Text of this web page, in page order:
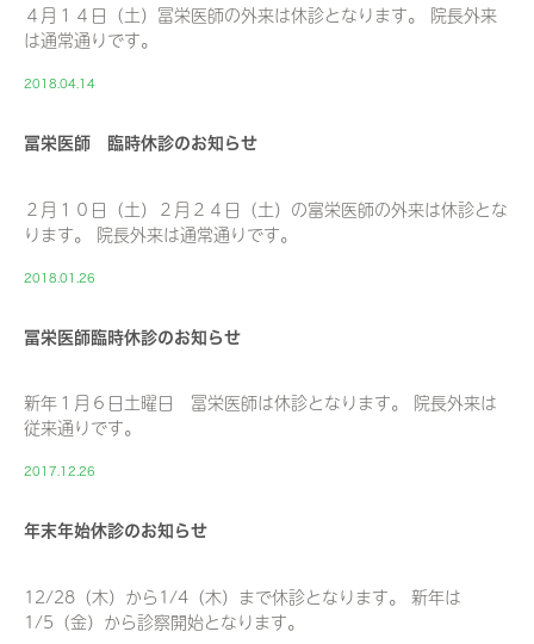
４月１４日（土）冨栄医師の外来は休診となります。 院長外来
は通常通りです。
2018.04.14
冨栄医師 臨時休診のお知らせ
２月１０日（土）２月２４日（土）の富栄医師の外来は休診とな
ります。 院長外来は通常通りです。
2018.01.26
冨栄医師臨時休診のお知らせ
新年１月６日土曜日 冨栄医師は休診となります。 院長外来は
従来通りです。
2017.12.26
年末年始休診のお知らせ
12/28（木）から1/4（木）まで休診となります。 新年は
1/5（金）から診察開始となります。